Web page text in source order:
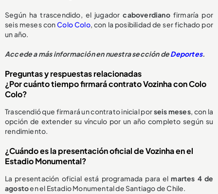
Según ha trascendido, el jugadorcaboverdianofirmaría por
seis meses conColo Colo, con la posibilidad de ser fichado por
un año.
Accede a más información en nuestra sección deDeportes.
Preguntas y respuestas relacionadas
¿Por cuánto tiempo firmará contrato Vozinha con Colo
Colo?
Trascendió que firmará un contrato inicial porseis meses, con la
opción de extender su vínculo por un año completo según su
rendimiento.
¿Cuándo es la presentación oficial de Vozinha en el
Estadio Monumental?
La presentación oficial está programada para elmartes 4 de
agostoen el Estadio Monumental de Santiago de Chile.